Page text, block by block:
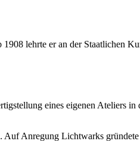
lehrte er an der Staatlichen
eines eigenen Ateliers in
Anregung Lichtwarks